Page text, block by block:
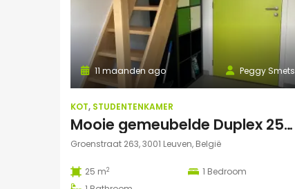
Peggy Smets
11 maanden ago
KOT, STUDENTENKAMER
Mooie gemeubelde Duplex 25m² in residentie met tuin
Groenstraat 263, 3001 Leuven, België
25 m2 1 Bedroom